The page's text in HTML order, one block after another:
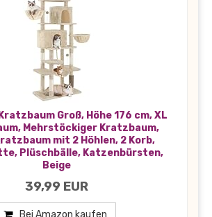
Kratzbaum Groß, Höhe 176 cm, XL
Mehrstöckiger Kratzbaum,
mit 2 Höhlen, 2 Korb,
Plüschbälle, Katzenbürsten,
Beige
39,99 EUR